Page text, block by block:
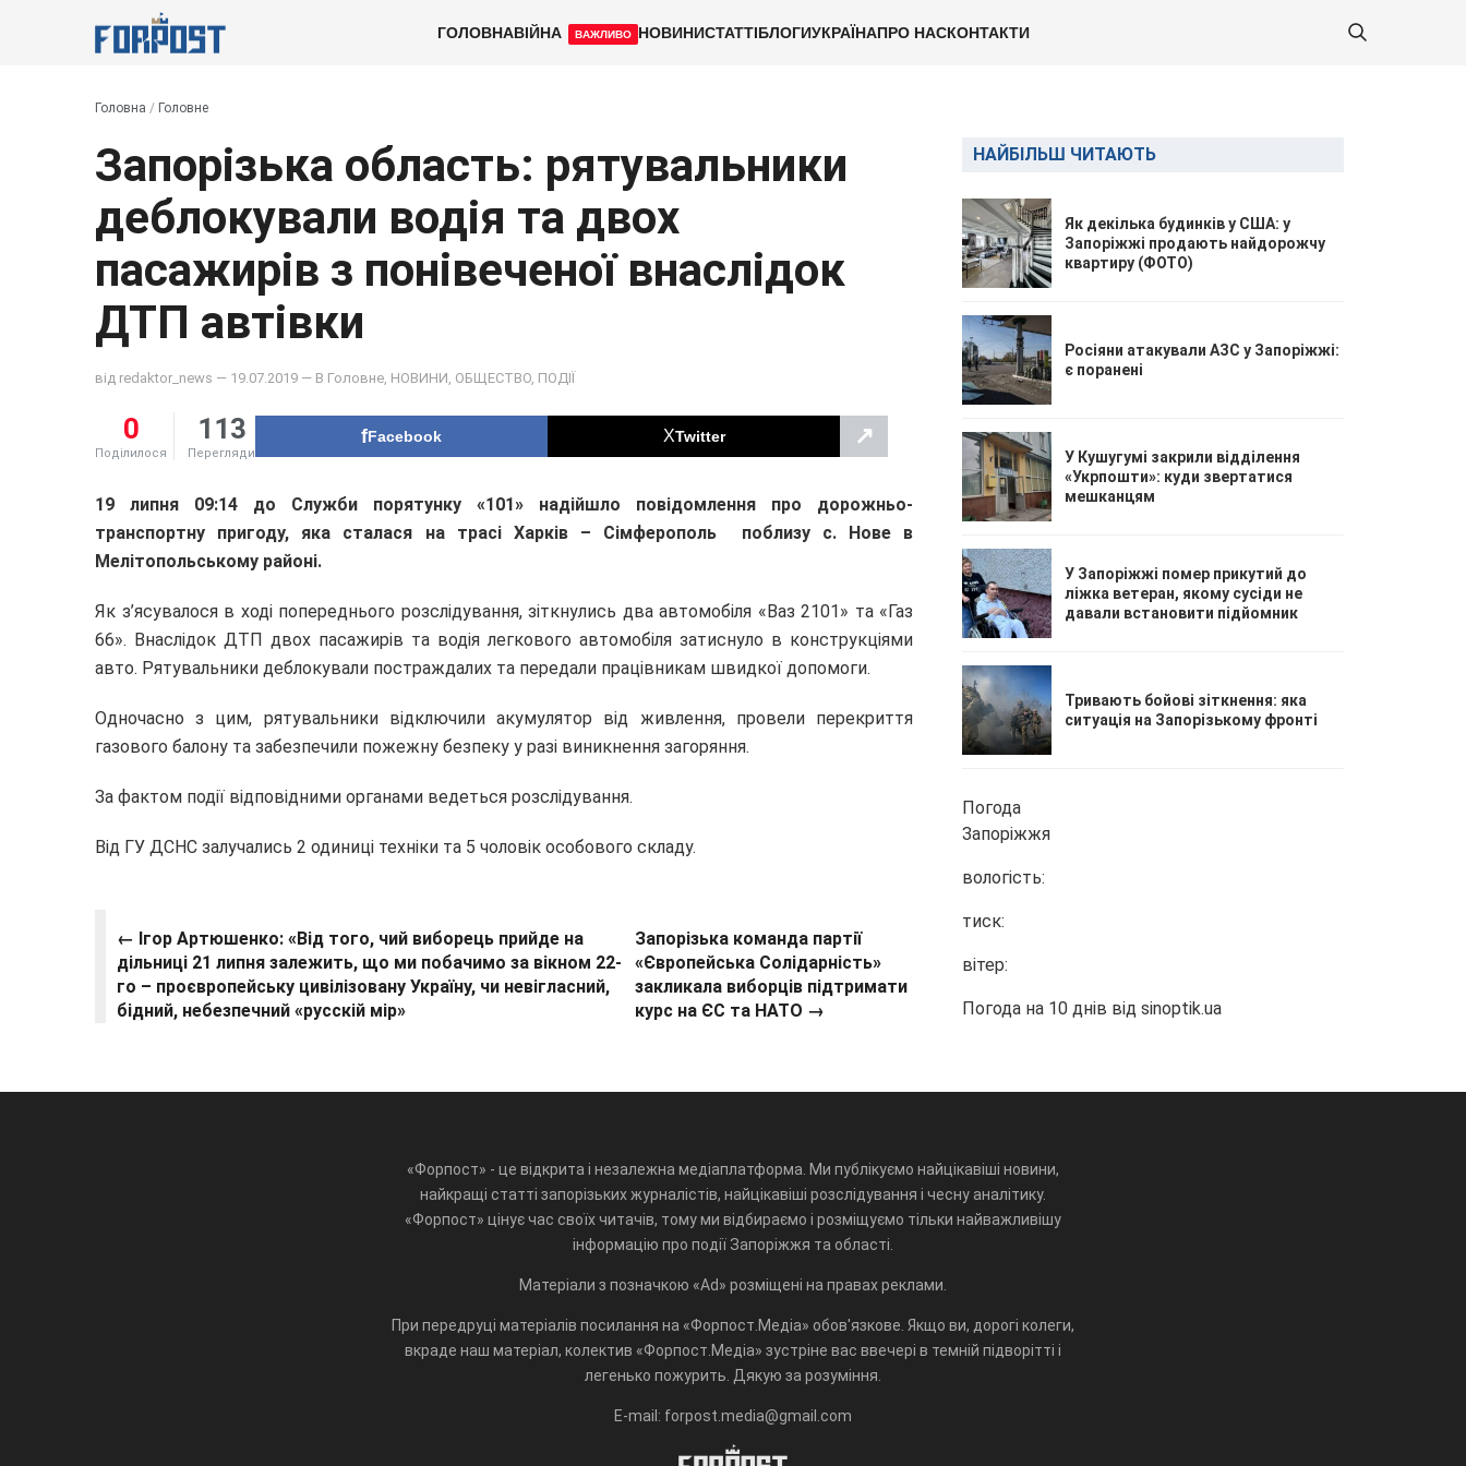
ГОЛОВНАВІЙНА ВАЖЛИВО НОВИНИСТАТТІБЛОГИУКРАЇНАПРО НАСКОНТАКТИ
Головна / Головне
Запорізька область: рятувальники
деблокували водія та двох
пасажирів з понівеченої внаслідок
ДТП автівки
від redaktor_news — 19.07.2019 — В Головне НОВИНИ ОБЩЕСТВО ПОДІЇ
0
Поділилося
113
Перегляди
Facebook Twitter ↗
19 липня 09:14 до Служби порятунку «101» надійшло повідомлення про дорожньо-
транспортну пригоду, яка сталася на трасі Харків – Сімферополь поблизу с. Нове в
Мелітопольському районі.
Як з’ясувалося в ході попереднього розслідування, зіткнулись два автомобіля «Ваз 2101» та «Газ
66». Внаслідок ДТП двох пасажирів та водія легкового автомобіля затиснуло в конструкціями
авто. Рятувальники деблокували постраждалих та передали працівникам швидкої допомоги.
Одночасно з цим, рятувальники відключили акумулятор від живлення, провели перекриття
газового балону та забезпечили пожежну безпеку у разі виникнення загоряння.
За фактом події відповідними органами ведеться розслідування.
Від ГУ ДСНС залучались 2 одиниці техніки та 5 чоловік особового складу.
← Ігор Артюшенко: «Від того, чий виборець прийде на
дільниці 21 липня залежить, що ми побачимо за вікном 22-
го – проєвропейську цивілізовану Україну, чи невігласний,
бідний, небезпечний «русскій мір»
Запорізька команда партії
«Європейська Солідарність»
закликала виборців підтримати
курс на ЄС та НАТО →
НАЙБІЛЬШ ЧИТАЮТЬ
Як декілька будинків у США: у
Запоріжжі продають найдорожчу
квартиру (ФОТО)
Росіяни атакували АЗС у Запоріжжі:
є поранені
У Кушугумі закрили відділення
«Укрпошти»: куди звертатися
мешканцям
У Запоріжжі помер прикутий до
ліжка ветеран, якому сусіди не
давали встановити підйомник
Тривають бойові зіткнення: яка
ситуація на Запорізькому фронті
Погода
Запоріжжя
вологість:
тиск:
вітер:
Погода на 10 днів від sinoptik.ua
«Форпост» - це відкрита і незалежна медіаплатформа. Ми публікуємо найцікавіші новини,
найкращі статті запорізьких журналістів, найцікавіші розслідування і чесну аналітику.
«Форпост» цінує час своїх читачів, тому ми відбираємо і розміщуємо тільки найважливішу
інформацію про події Запоріжжя та області.
Матеріали з позначкою «Ad» розміщені на правах реклами.
При передруці матеріалів посилання на «Форпост.Медіа» обов'язкове. Якщо ви, дорогі колеги,
вкраде наш матеріал, колектив «Форпост.Медіа» зустріне вас ввечері в темній підворітті і
легенько пожурить. Дякую за розуміння.
E-mail: forpost.media@gmail.com